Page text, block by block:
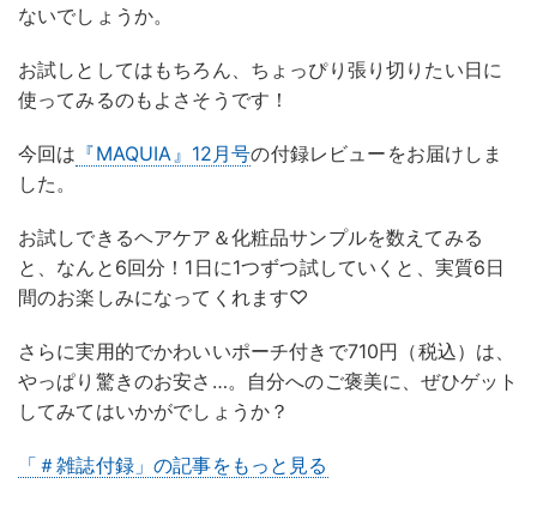
ないでしょうか。
お試しとしてはもちろん、ちょっぴり張り切りたい日に
使ってみるのもよさそうです！
今回は 『MAQUIA』12月号の付録レビューをお届けしま
した。
お試しできるヘアケア＆化粧品サンプルを数えてみる
と、なんと6回分！1日に1つずつ試していくと、実質6日
間のお楽しみになってくれます♡
さらに実用的でかわいいポーチ付きで710円（税込）は、
やっぱり驚きのお安さ…。自分へのご褒美に、ぜひゲット
してみてはいかがでしょうか？
「＃雑誌付録」の記事をもっと見る